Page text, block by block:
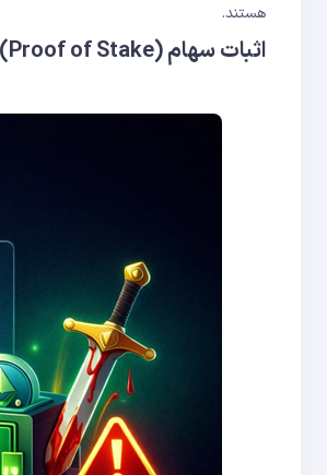
هستند.
اثبات سهام (Proof of Stake)؛ کارایی بالا با مصرف انرژی ناچیز